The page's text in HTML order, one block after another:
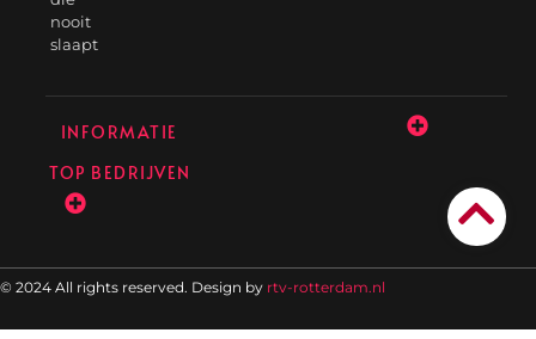
nooit
slaapt
INFORMATIE
TOP BEDRIJVEN
© 2024 All rights reserved. Design by rtv-rotterdam.nl